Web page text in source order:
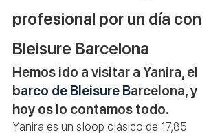
profesional por un día con
Bleisure Barcelona
Hemos ido a visitar a Yanira, el
barco de Bleisure Barcelona, y
hoy os lo contamos todo.
Yanira es un sloop clásico de 17,85